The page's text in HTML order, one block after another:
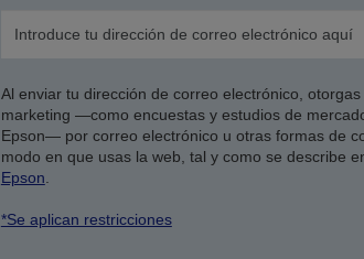
Al enviar tu dirección de correo electrónico,
marketing —como encuestas y estudios de
Epson— por correo electrónico u otras formas de
modo en que usas la web, tal y como se describe
Epson
*Se aplican restricciones